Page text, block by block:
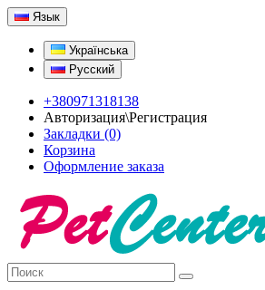
Язык
Українська
Русский
+380971318138
Авторизация\Регистрация
Закладки (0)
Корзина
Оформление заказа